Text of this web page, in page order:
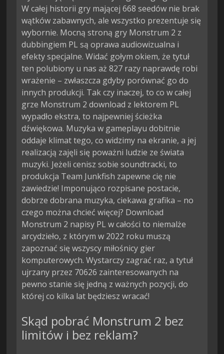
W całej historii gry mającej 668 seedów nie brak
wątków zabawnych, ale wszystko prezentuje się
wybornie. Mocną stroną gry Monstrum 2 z
dubbingiem PL są oprawa audiowizualna i
efekty specjalne. Widać gołym okiem, że tytuł
ten polubiony u nas aż 827 razy naprawdę robi
wrażenie – zwłaszcza gdyby porównać go do
innych produkcji. Tak czy inaczej, to co w całej
grze Monstrum 2 download z lektorem PL
wypadło ekstra, to najpewniej ścieżka
dźwiękowa. Muzyka w gameplayu dobitnie
oddaje klimat tego, co widzimy na ekranie, a jej
realizacją zajęli się poważni ludzie ze świata
muzyki. Jeżeli cenisz sobie soundtracki, to
produkcja Team Junkfish zapewne cię nie
zawiedzie! Imponująco rozpisane postacie,
dobrze dobrana muzyka, ciekawa grafika – no
czego można chcieć więcej? Download
Monstrum 2 napisy PL w całości to niemalże
arcydzieło, z którym w 2022 roku muszą
zapoznać się wszyscy miłośnicy gier
komputerowych. Wystarczy zagrać raz, a tytuł
ujrzany przez 70626 zainteresowanych na
pewno stanie się jedną z ważnych pozycji, do
której co kilka lat będziesz wracać!
Skąd pobrać Monstrum 2 bez
limitów i bez reklam?